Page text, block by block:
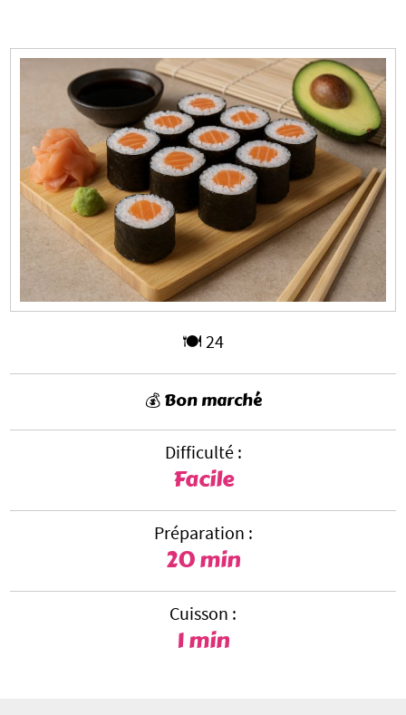
🍽️ 24
💰 Bon marché
Difficulté :
Facile
Préparation :
20 min
Cuisson :
1 min